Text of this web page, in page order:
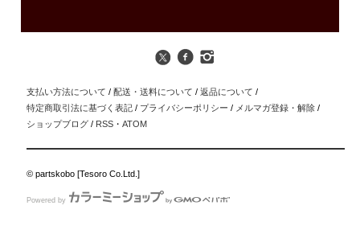
支払い方法について / 配送・送料について / 返品について /
特定商取引法に基づく表記 / プライバシーポリシー / メルマガ登録・解除 /
ショップブログ / RSS ・ATOM
© partskobo [Tesoro Co.Ltd.]
Powered by